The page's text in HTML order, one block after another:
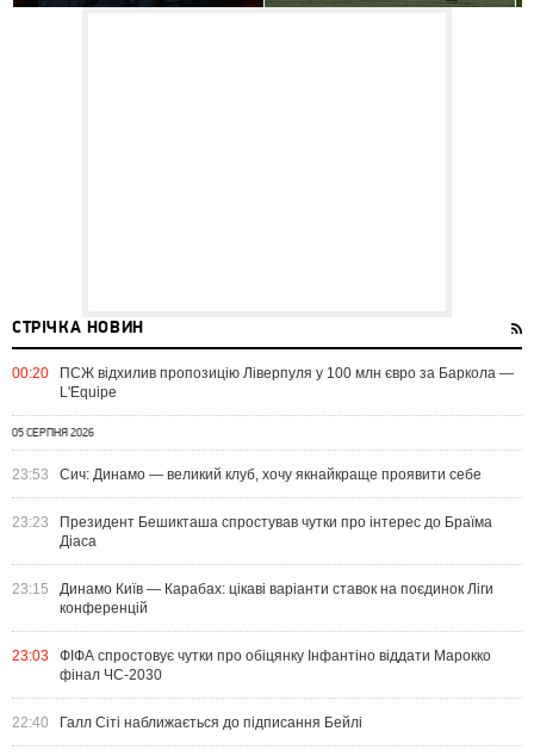
СТРІЧКА НОВИН
00:20
ПСЖ відхилив пропозицію Ліверпуля у 100 млн євро за Баркола —
L'Equipe
05 СЕРПНЯ 2026
23:53 Сич: Динамо — великий клуб, хочу якнайкраще проявити себе
23:23
Президент Бешикташа спростував чутки про інтерес до Браїма
Діаса
23:15
Динамо Київ — Карабах: цікаві варіанти ставок на поєдинок Ліги
конференцій
23:03
ФІФА спростовує чутки про обіцянку Інфантіно віддати Марокко
фінал ЧС-2030
22:40 Галл Сіті наближається до підписання Бейлі